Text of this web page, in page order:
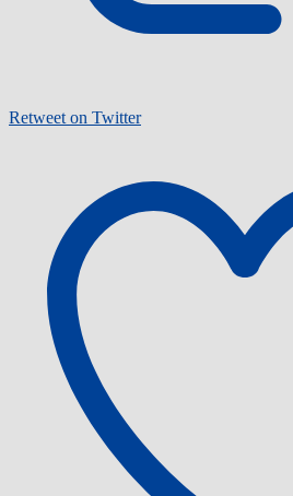
Retweet on Twitter